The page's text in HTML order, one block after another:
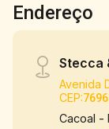
Endereço
Stecca
Avenida
CEP:
Cacoal -